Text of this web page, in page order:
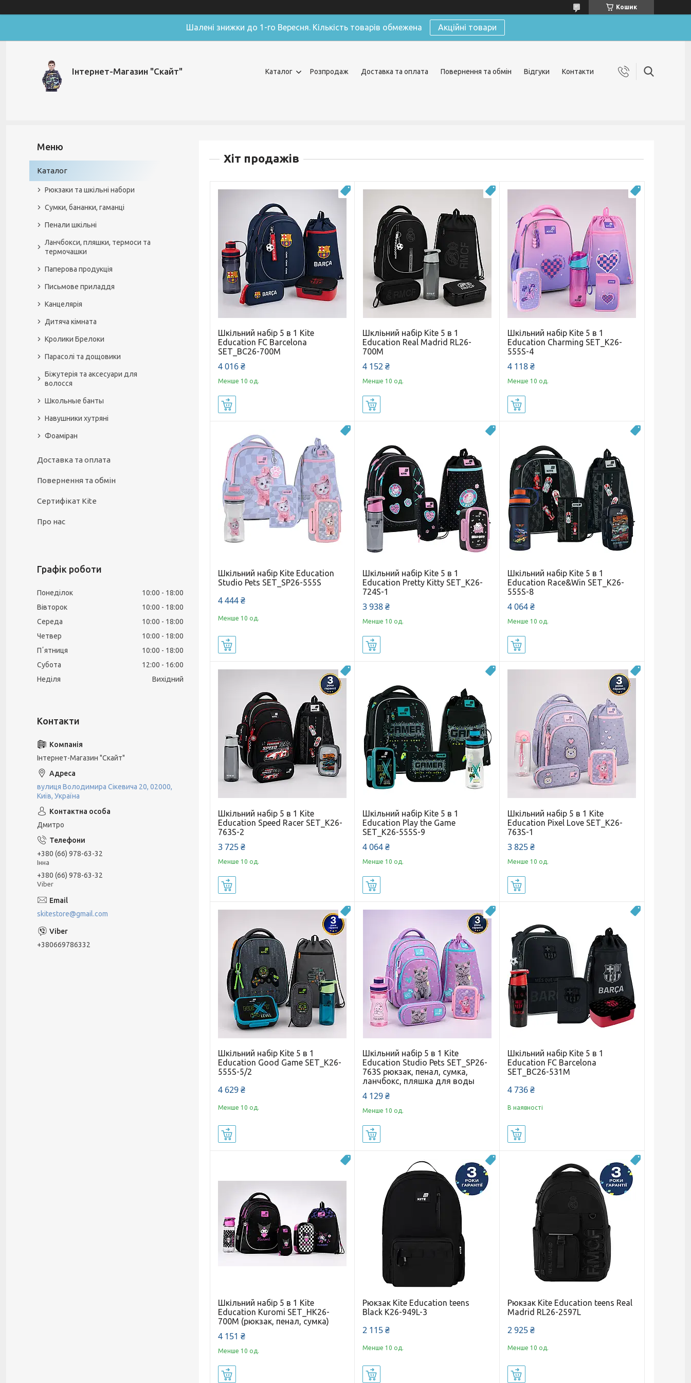
Кошик
Шалені знижки до 1-го Вересня. Кількість товарів обмежена Акційні товари
Інтернет-Магазин "Скайт" Каталог Розпродаж Доставка та оплата Повернення та обмін Відгуки Контакти
Хіт продажів
Новинка
Шкільний набір 5 в 1 Kite
Education FC Barcelona
SET_BC26-700M
4 016 ₴
Менше 10 од.
Новинка
Шкліьний набір Kite 5 в 1
Education Real Madrid RL26-
700M
4 152 ₴
Менше 10 од.
Шкільний набір Kite 5 в 1
Education Charming SET_K26-
555S-4
4 118 ₴
Менше 10 од.
Шкільний набір Kite Education
Studio Pets SET_SP26-555S
4 444 ₴
Менше 10 од.
Шкільний набір Kite 5 в 1
Education Pretty Kitty SET_K26-
724S-1
3 938 ₴
Менше 10 од.
Шкільний набір Kite 5 в 1
Education Race&Win SET_K26-
555S-8
4 064 ₴
Менше 10 од.
Шкільний набір 5 в 1 Kite
Education Speed Racer SET_K26-
763S-2
3 725 ₴
Менше 10 од.
Новинка
Шкільний набір Kite 5 в 1
Education Play the Game
SET_K26-555S-9
4 064 ₴
Менше 10 од.
Шкільний набір 5 в 1 Kite
Education Pixel Love SET_K26-
763S-1
3 825 ₴
Менше 10 од.
Новинка
Шкільний набір Kite 5 в 1
Education Good Game SET_K26-
555S-5/2
4 629 ₴
Менше 10 од.
Шкільний набір 5 в 1 Kite
Education Studio Pets SET_SP26-
763S рюкзак, пенал, сумка,
ланчбокс, пляшка для воды
4 129 ₴
Менше 10 од.
Шкільний набір Kite 5 в 1
Education FC Barcelona
SET_BC26-531M
4 736 ₴
В наявності
Шкільний набір 5 в 1 Kite
Education Kuromi SET_HK26-
700M (рюкзак, пенал, сумка)
4 151 ₴
Менше 10 од.
Рюкзак Kite Education teens
Black K26-949L-3
2 115 ₴
Менше 10 од.
Рюкзак Kite Education teens Real
Madrid RL26-2597L
2 925 ₴
Менше 10 од.
Каталог
Рюкзаки та шкільні набори
Сумки, бананки, гаманці
Пенали шкільні
Ланчбокси, пляшки, термоси та
термочашки
Паперова продукція
Письмове приладдя
Канцелярія
Дитяча кімната
Кролики Брелоки
Парасолі та дощовики
Біжутерія та аксесуари для
волосся
Школьные банты
Навушники хутряні
Фоаміран
Доставка та оплата
Повернення та обмін
Сертифікат Kite
Про нас
Графік роботи
Понеділок 10:00
18:00
Вівторок
10:00
18:00
Середа
10:00
18:00
Четвер
10:00
18:00
Пʼятниця
10:00
18:00
Субота
12:00
16:00
Неділя
Вихідний
Інтернет-Магазин "Скайт"
вулиця Володимира Сікевича 20, 02000,
Київ, Україна
Дмитро
+380 (66) 978-63-32
Інна
+380 (66) 978-63-32
Viber
skitestore@gmail.com
+380669786332